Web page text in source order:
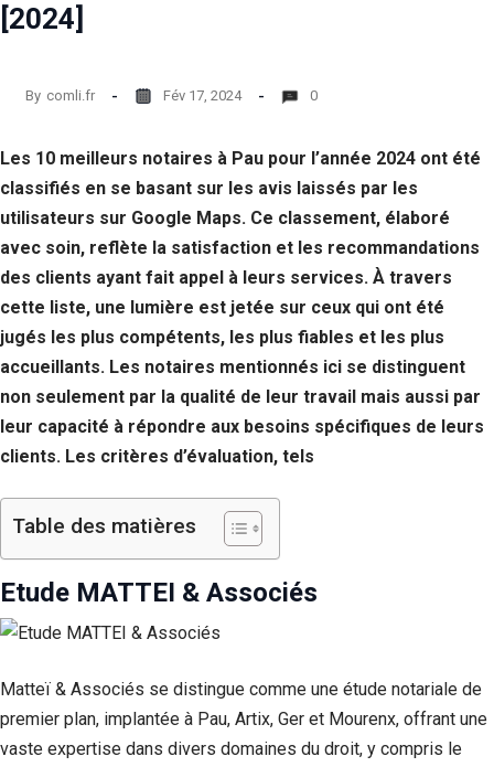
[2024]
By comli.fr Fév 17, 2024 0
Les 10 meilleurs notaires à Pau pour l’année 2024 ont été
classifiés en se basant sur les avis laissés par les
utilisateurs sur Google Maps. Ce classement, élaboré
avec soin, reflète la satisfaction et les recommandations
des clients ayant fait appel à leurs services. À travers
cette liste, une lumière est jetée sur ceux qui ont été
jugés les plus compétents, les plus fiables et les plus
accueillants. Les notaires mentionnés ici se distinguent
non seulement par la qualité de leur travail mais aussi par
leur capacité à répondre aux besoins spécifiques de leurs
clients. Les critères d’évaluation, tels
Table des matières
Etude MATTEI & Associés
Matteï & Associés se distingue comme une étude notariale de
premier plan, implantée à Pau, Artix, Ger et Mourenx, offrant une
vaste expertise dans divers domaines du droit, y compris le